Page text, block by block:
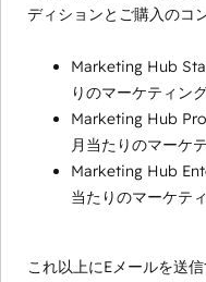
ディションとご購入のコ
Marketing Hub
りのマーケティン
Marketing Hub
月当たりのマーケ
Marketing Hub
当たりのマーケテ
これ以上にEメールを送